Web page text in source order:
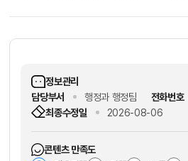
정보관리
담당부서
행정과 행정팀 전화번호
최종수정일
2026-08-06
콘텐츠 만족도